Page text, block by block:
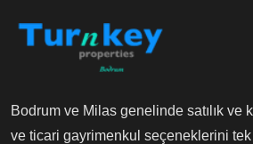
Bodrum ve Milas genelinde satılık ve
ve ticari gayrimenkul seçeneklerini tek